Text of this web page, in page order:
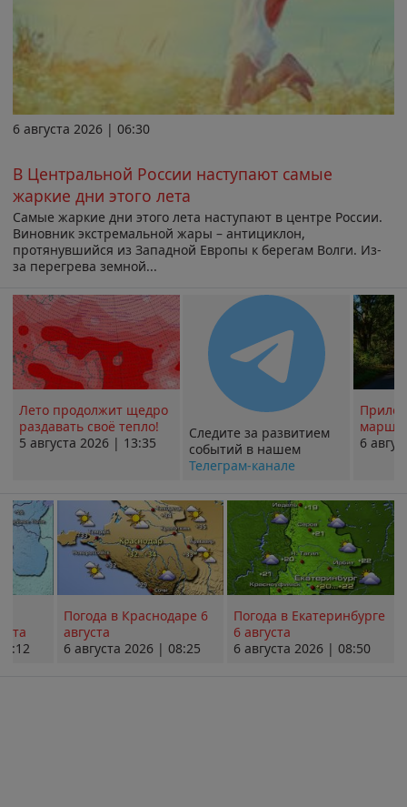
6 августа 2026 | 06:30
В Центральной России наступают самые
жаркие дни этого лета
Самые жаркие дни этого лета наступают в центре России.
Виновник экстремальной жары – антициклон,
протянувшийся из Западной Европы к берегам Волги. Из-
за перегрева земной...
Лето продолжит щедро
раздавать своё тепло!
5 августа 2026 | 13:35
Следите за развитием
событий в нашем
Телеграм-канале
6
Погода в Краснодаре 6
августа
6 августа 2026 | 08:25
Погода в Екатеринбурге
6 августа
6 августа 2026 | 08:50